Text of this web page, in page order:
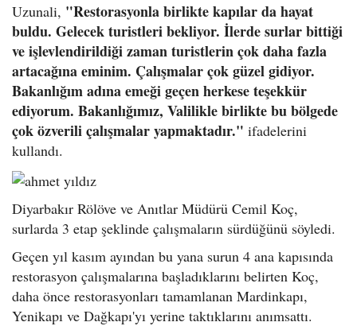
Uzunali, "Restorasyonla birlikte kapılar da hayat
buldu. Gelecek turistleri bekliyor. İlerde surlar bittiği
ve işlevlendirildiği zaman turistlerin çok daha fazla
artacağına eminim. Çalışmalar çok güzel gidiyor.
Bakanlığım adına emeği geçen herkese teşekkür
ediyorum. Bakanlığımız, Valilikle birlikte bu bölgede
çok özverili çalışmalar yapmaktadır." ifadelerini
kullandı.
Diyarbakır Rölöve ve Anıtlar Müdürü Cemil Koç,
surlarda 3 etap şeklinde çalışmaların sürdüğünü söyledi.
Geçen yıl kasım ayından bu yana surun 4 ana kapısında
restorasyon çalışmalarına başladıklarını belirten Koç,
daha önce restorasyonları tamamlanan Mardinkapı,
Yenikapı ve Dağkapı'yı yerine taktıklarını anımsattı.